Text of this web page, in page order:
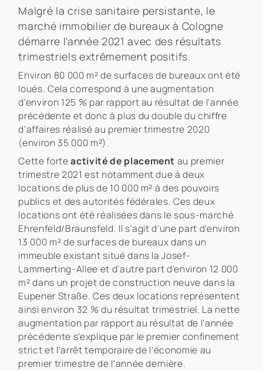
Malgré la crise sanitaire persistante, le
marché immobilier de bureaux à Cologne
démarre l'année 2021 avec des résultats
trimestriels extrêmement positifs.
Environ 80 000 m² de surfaces de bureaux ont été
loués. Cela correspond à une augmentation
d'environ 125 % par rapport au résultat de l'année
précédente et donc à plus du double du chiffre
d'affaires réalisé au premier trimestre 2020
(environ 35 000 m²).
Cette forteactivité de placement au premier
trimestre 2021 est notamment due à deux
locations de plus de 10 000 m² à des pouvoirs
publics et des autorités fédérales. Ces deux
locations ont été réalisées dans le sous-marché
Ehrenfeld/Braunsfeld. Il s'agit d'une part d'environ
13 000 m² de surfaces de bureaux dans un
immeuble existant situé dans la Josef-
Lammerting-Allee et d'autre part d'environ 12 000
m² dans un projet de construction neuve dans la
Eupener Straße. Ces deux locations représentent
ainsi environ 32 % du résultat trimestriel. La nette
augmentation par rapport au résultat de l'année
précédente s'explique par le premier confinement
strict et l'arrêt temporaire de l'économie au
premier trimestre de l'année dernière.